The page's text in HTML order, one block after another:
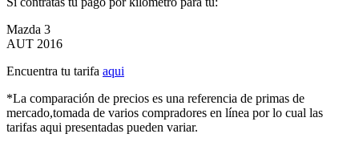
Mazda 3
AUT 2016
Encuentra tu tarifa aqui
*La comparación de precios es una referencia de primas de
mercado,tomada de varios compradores en línea por lo cual las
tarifas aqui presentadas pueden variar.